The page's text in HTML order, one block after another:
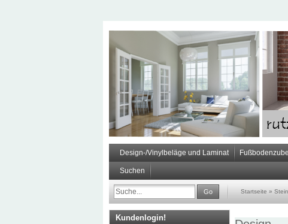
Design-/Vinylbeläge und Laminat
Suchen
Go Startseite »
Kundenlogin!